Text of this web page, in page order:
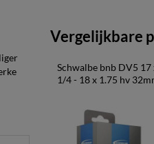
Vergelijkbare
Schwalbe bnb DV5 17
1/4 - 18 x 1.75 hv